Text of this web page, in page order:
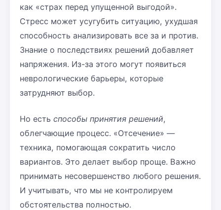
как «страх перед упущенной выгодой».
Стресс может усугубить ситуацию, ухудшая
способность анализировать все за и против.
Знание о последствиях решений добавляет
напряжения. Из-за этого могут появиться
неврологические барьеры, которые
затрудняют выбор.
Но есть способы принятия решений,
облегчающие процесс. «Отсечение» —
техника, помогающая сократить число
вариантов. Это делает выбор проще. Важно
принимать несовершенство любого решения.
И учитывать, что мы не контролируем
обстоятельства полностью.